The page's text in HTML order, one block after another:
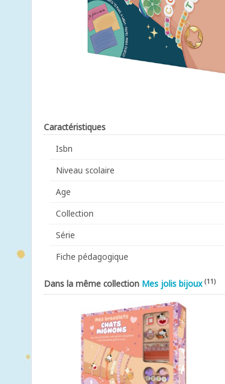
Caractéristiques
Isbn
Niveau scolaire
Age
Collection
Série
Fiche pédagogique
Dans la même collection Mes jolis bijoux (11)